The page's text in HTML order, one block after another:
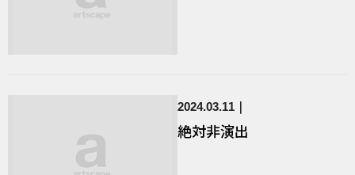
2024.03.11
絶対非演出